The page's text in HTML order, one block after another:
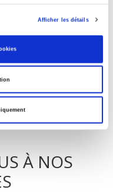
Afficher les détails
À NOS